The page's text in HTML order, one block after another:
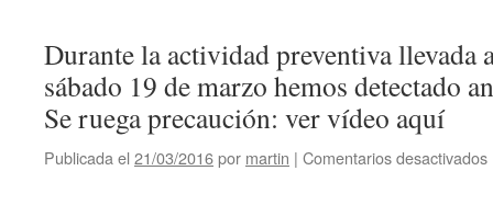
Durante la actividad preventiva llevada
sábado 19 de marzo hemos detectado
Se ruega precaución: ver vídeo aquí
Publicada el 21/03/2016por martin | Comentarios desactivados